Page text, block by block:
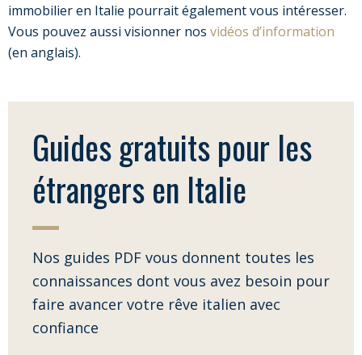
immobilier en Italie pourrait également vous intéresser.
Vous pouvez aussi visionner nos vidéos d’information
(en anglais).
Guides gratuits pour les
étrangers en Italie
Nos guides PDF vous donnent toutes les
connaissances dont vous avez besoin pour
faire avancer votre rêve italien avec
confiance